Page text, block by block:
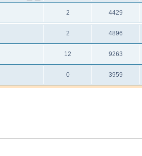
2 4429
2 4896
12 9263
0 3959